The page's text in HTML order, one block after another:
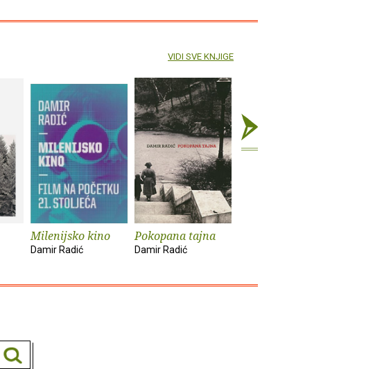
Milenijsko kino
Damir Radić
Pokopana tajna
Damir Radić
VIDI SVE KNJIGE